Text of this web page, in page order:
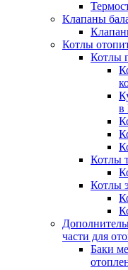
Клапаны
Котлы
Котлы
в
Котлы
Котлы
части для
Баки